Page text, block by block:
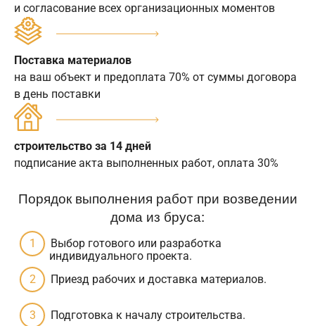
и согласование всех организационных моментов
Поставка материалов
на ваш объект и предоплата 70% от суммы договора
в день поставки
строительство за 14 дней
подписание акта выполненных работ, оплата 30%
Порядок выполнения работ при возведении
дома из бруса:
Выбор готового или разработка
индивидуального проекта.
Приезд рабочих и доставка материалов.
Подготовка к началу строительства.